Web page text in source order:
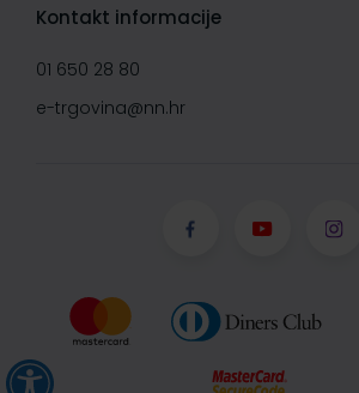
Kontakt informacije
01 650 28 80
e-trgovina@nn.hr